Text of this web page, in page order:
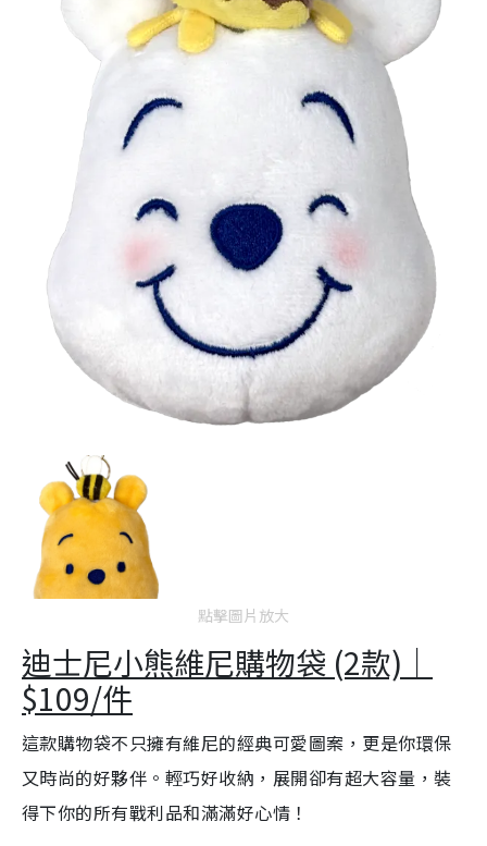
點擊圖片放大
迪士尼小熊維尼購物袋 (2款)｜
$109/件
這款購物袋不只擁有維尼的經典可愛圖案，更是你環保
又時尚的好夥伴。輕巧好收納，展開卻有超大容量，裝
得下你的所有戰利品和滿滿好心情！